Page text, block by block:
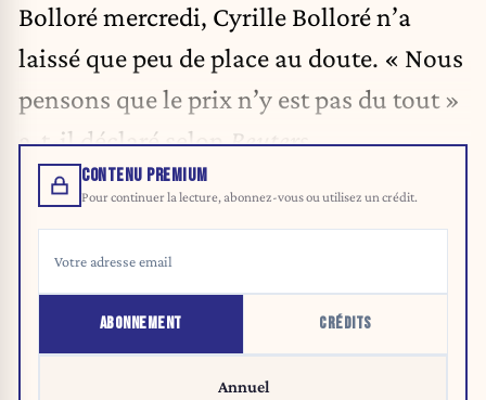
Bolloré mercredi, Cyrille Bolloré n’a
laissé que peu de place au doute. « Nous
pensons que le prix n’y est pas du tout »
a-t-il déclaré selonReuters.
CONTENU PREMIUM
Pour continuer la lecture, abonnez-vous ou utilisez un crédit.
ABONNEMENT CRÉDITS
Annuel